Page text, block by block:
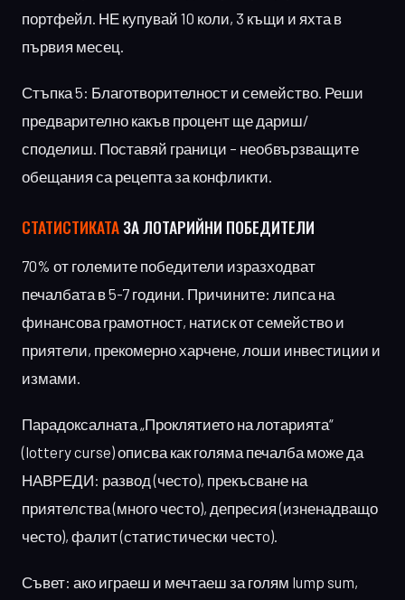
портфейл. НЕ купувай 10 коли, 3 къщи и яхта в
първия месец.
Стъпка 5: Благотворителност и семейство. Реши
предварително какъв процент ще дариш/
споделиш. Поставяй граници – необвързващите
обещания са рецепта за конфликти.
СТАТИСТИКАТАЗА ЛОТАРИЙНИ ПОБЕДИТЕЛИ
70% от големите победители изразходват
печалбата в 5-7 години. Причините: липса на
финансова грамотност, натиск от семейство и
приятели, прекомерно харчене, лоши инвестиции и
измами.
Парадоксалната „Проклятието на лотарията“
(lottery curse) описва как голяма печалба може да
НАВРЕДИ: развод (често), прекъсване на
приятелства (много често), депресия (изненадващо
често), фалит (статистически честo).
Съвет: ако играеш и мечтаеш за голям lump sum,